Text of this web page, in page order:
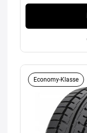
Economy-Klasse